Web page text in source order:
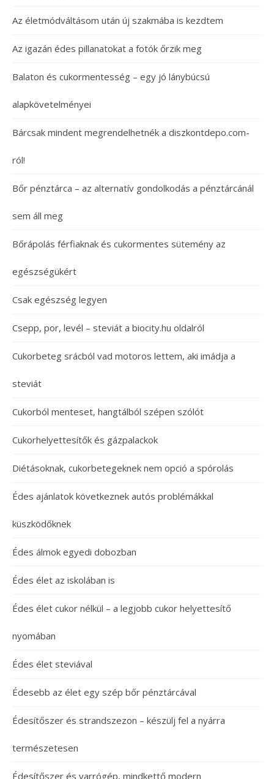
Az életmódváltásom után új szakmába is kezdtem
Az igazán édes pillanatokat a fotók őrzik meg
Balaton és cukormentesség – egy jó lánybúcsú
alapkövetelményei
Bárcsak mindent megrendelhetnék a diszkontdepo.com-
ról!
Bőr pénztárca – az alternatív gondolkodás a pénztárcánál
sem áll meg
Bőrápolás férfiaknak és cukormentes sütemény az
egészségükért
Csak egészség legyen
Csepp, por, levél – steviát a biocity.hu oldalról
Cukorbeteg srácból vad motoros lettem, aki imádja a
steviát
Cukorból menteset, hangtálból szépen szólót
Cukorhelyettesítők és gázpalackok
Diétásoknak, cukorbetegeknek nem opció a spórolás
Édes ajánlatok következnek autós problémákkal
küszködőknek
Édes álmok egyedi dobozban
Édes élet az iskolában is
Édes élet cukor nélkül – a legjobb cukor helyettesítő
nyomában
Édes élet steviával
Édesebb az élet egy szép bőr pénztárcával
Édesítőszer és strandszezon – készülj fel a nyárra
természetesen
Édesítőszer és varrógép, mindkettő modern